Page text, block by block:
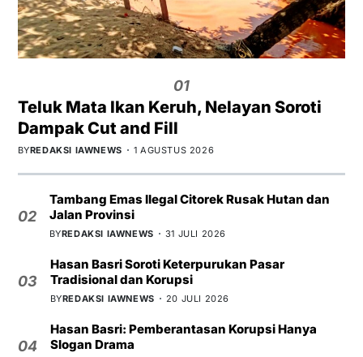
01
Teluk Mata Ikan Keruh, Nelayan Soroti
Dampak Cut and Fill
BYREDAKSI IAWNEWS 1 AGUSTUS 2026
02
Tambang Emas Ilegal Citorek Rusak Hutan dan
Jalan Provinsi
BYREDAKSI IAWNEWS 31 JULI 2026
03
Hasan Basri Soroti Keterpurukan Pasar
Tradisional dan Korupsi
BYREDAKSI IAWNEWS 20 JULI 2026
04
Hasan Basri: Pemberantasan Korupsi Hanya
Slogan Drama